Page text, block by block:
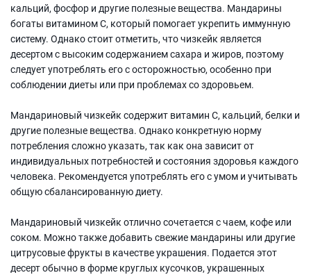
кальций, фосфор и другие полезные вещества. Мандарины
богаты витамином C, который помогает укрепить иммунную
систему. Однако стоит отметить, что чизкейк является
десертом с высоким содержанием сахара и жиров, поэтому
следует употреблять его с осторожностью, особенно при
соблюдении диеты или при проблемах со здоровьем.
Мандариновый чизкейк содержит витамин C, кальций, белки и
другие полезные вещества. Однако конкретную норму
потребления сложно указать, так как она зависит от
индивидуальных потребностей и состояния здоровья каждого
человека. Рекомендуется употреблять его с умом и учитывать
общую сбалансированную диету.
Мандариновый чизкейк отлично сочетается с чаем, кофе или
соком. Можно также добавить свежие мандарины или другие
цитрусовые фрукты в качестве украшения. Подается этот
десерт обычно в форме круглых кусочков, украшенных